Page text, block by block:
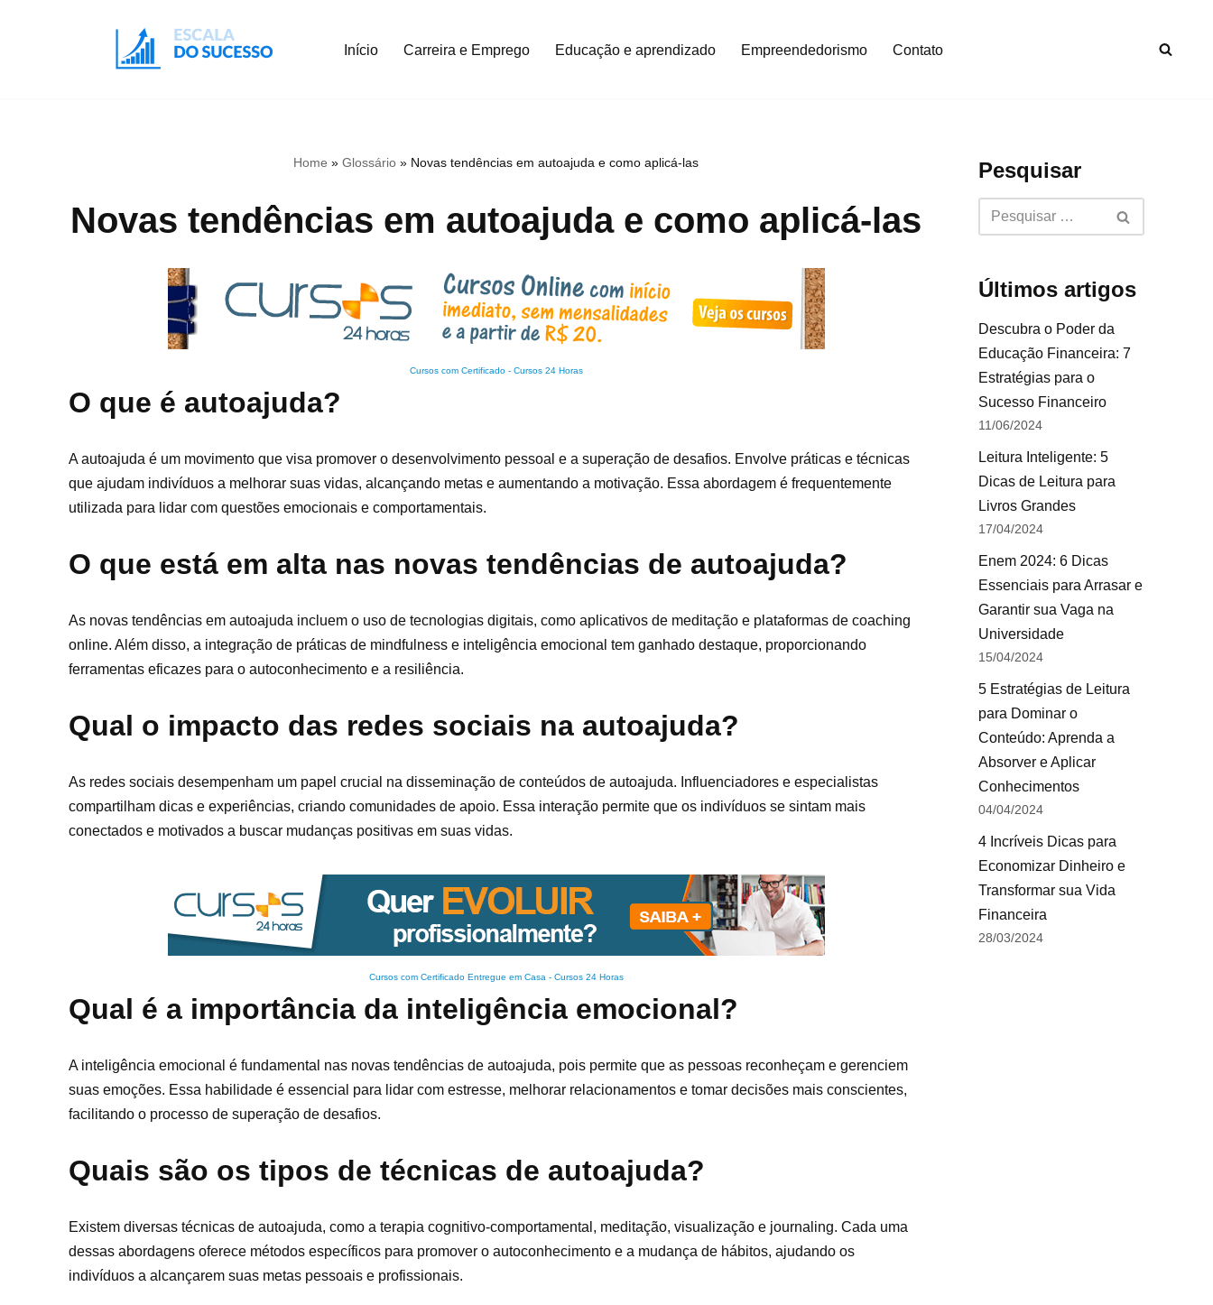
Início Carreira e Emprego Educação e aprendizado Empreendedorismo Contato
Home »Glossário » Novas tendências em autoajuda e como aplicá-las
Novas tendências em autoajuda e como aplicá-las
Cursos com Certificado- Cursos 24 Horas
O que é autoajuda?
A autoajuda é um movimento que visa promover o desenvolvimento pessoal e a superação de desafios. Envolve práticas e técnicas
que ajudam indivíduos a melhorar suas vidas, alcançando metas e aumentando a motivação. Essa abordagem é frequentemente
utilizada para lidar com questões emocionais e comportamentais.
O que está em alta nas novas tendências de autoajuda?
As novas tendências em autoajuda incluem o uso de tecnologias digitais, como aplicativos de meditação e plataformas de coaching
online. Além disso, a integração de práticas de mindfulness e inteligência emocional tem ganhado destaque, proporcionando
ferramentas eficazes para o autoconhecimento e a resiliência.
Qual o impacto das redes sociais na autoajuda?
As redes sociais desempenham um papel crucial na disseminação de conteúdos de autoajuda. Influenciadores e especialistas
compartilham dicas e experiências, criando comunidades de apoio. Essa interação permite que os indivíduos se sintam mais
conectados e motivados a buscar mudanças positivas em suas vidas.
Cursos com Certificado Entregue em Casa - Cursos 24 Horas
Qual é a importância da inteligência emocional?
A inteligência emocional é fundamental nas novas tendências de autoajuda, pois permite que as pessoas reconheçam e gerenciem
suas emoções. Essa habilidade é essencial para lidar com estresse, melhorar relacionamentos e tomar decisões mais conscientes,
facilitando o processo de superação de desafios.
Quais são os tipos de técnicas de autoajuda?
Existem diversas técnicas de autoajuda, como a terapia cognitivo-comportamental, meditação, visualização e journaling. Cada uma
dessas abordagens oferece métodos específicos para promover o autoconhecimento e a mudança de hábitos, ajudando os
indivíduos a alcançarem suas metas pessoais e profissionais.
Pesquisar
Últimos artigos
Descubra o Poder da
Educação Financeira: 7
Estratégias para o
Sucesso Financeiro
11/06/2024
Leitura Inteligente: 5
Dicas de Leitura para
Livros Grandes
17/04/2024
Enem 2024: 6 Dicas
Essenciais para Arrasar e
Garantir sua Vaga na
Universidade
15/04/2024
5 Estratégias de Leitura
para Dominar o
Conteúdo: Aprenda a
Absorver e Aplicar
Conhecimentos
04/04/2024
4 Incríveis Dicas para
Economizar Dinheiro e
Transformar sua Vida
Financeira
28/03/2024